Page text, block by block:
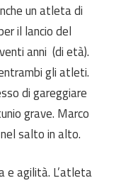
un atleta di
il lancio del
anni (di età).
gli atleti.
di gareggiare
grave. Marco
salto in alto.
e agilità. L’atleta